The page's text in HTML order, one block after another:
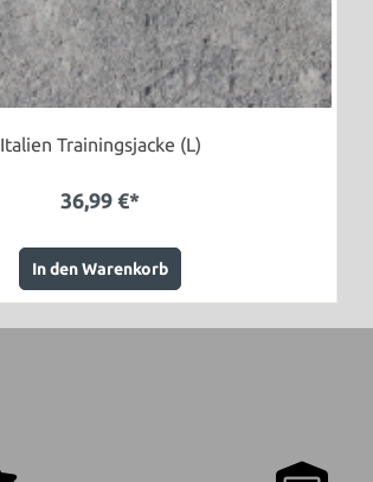
Italien Trainingsjacke (L)
36,99 €*
In den Warenkorb